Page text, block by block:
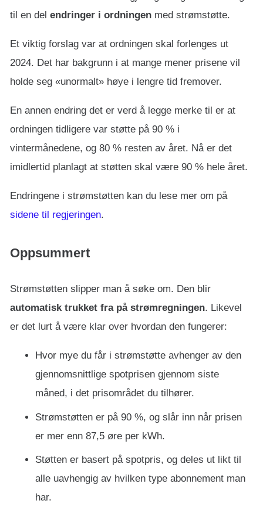
til en del endringer i ordningen med strømstøtte.
Et viktig forslag var at ordningen skal forlenges ut
2024. Det har bakgrunn i at mange mener prisene vil
holde seg «unormalt» høye i lengre tid fremover.
En annen endring det er verd å legge merke til er at
ordningen tidligere var støtte på 90 % i
vintermånedene, og 80 % resten av året. Nå er det
imidlertid planlagt at støtten skal være 90 % hele året.
Endringene i strømstøtten kan du lese mer om på
sidene til regjeringen.
Oppsummert
Strømstøtten slipper man å søke om. Den blir
automatisk trukket fra på strømregningen. Likevel
er det lurt å være klar over hvordan den fungerer:
Hvor mye du får i strømstøtte avhenger av den
gjennomsnittlige spotprisen gjennom siste
måned, i det prisområdet du tilhører.
Strømstøtten er på 90 %, og slår inn når prisen
er mer enn 87,5 øre per kWh.
Støtten er basert på spotpris, og deles ut likt til
alle uavhengig av hvilken type abonnement man
har.